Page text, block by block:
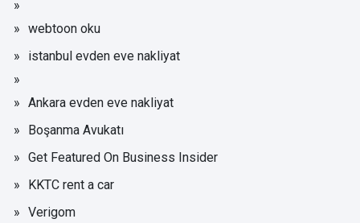
webtoon oku
istanbul evden eve nakliyat
Ankara evden eve nakliyat
Boşanma Avukatı
Get Featured On Business Insider
KKTC rent a car
Verigom